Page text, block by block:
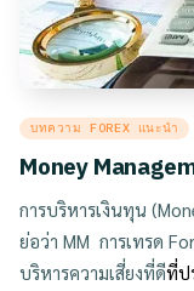
Posted
บทความ FOREX แนะนำ
Money
การบริหารเงินทุน
ย่อว่า MM การเทรด
บริหารความเสี่ยงที่ดีที่ป